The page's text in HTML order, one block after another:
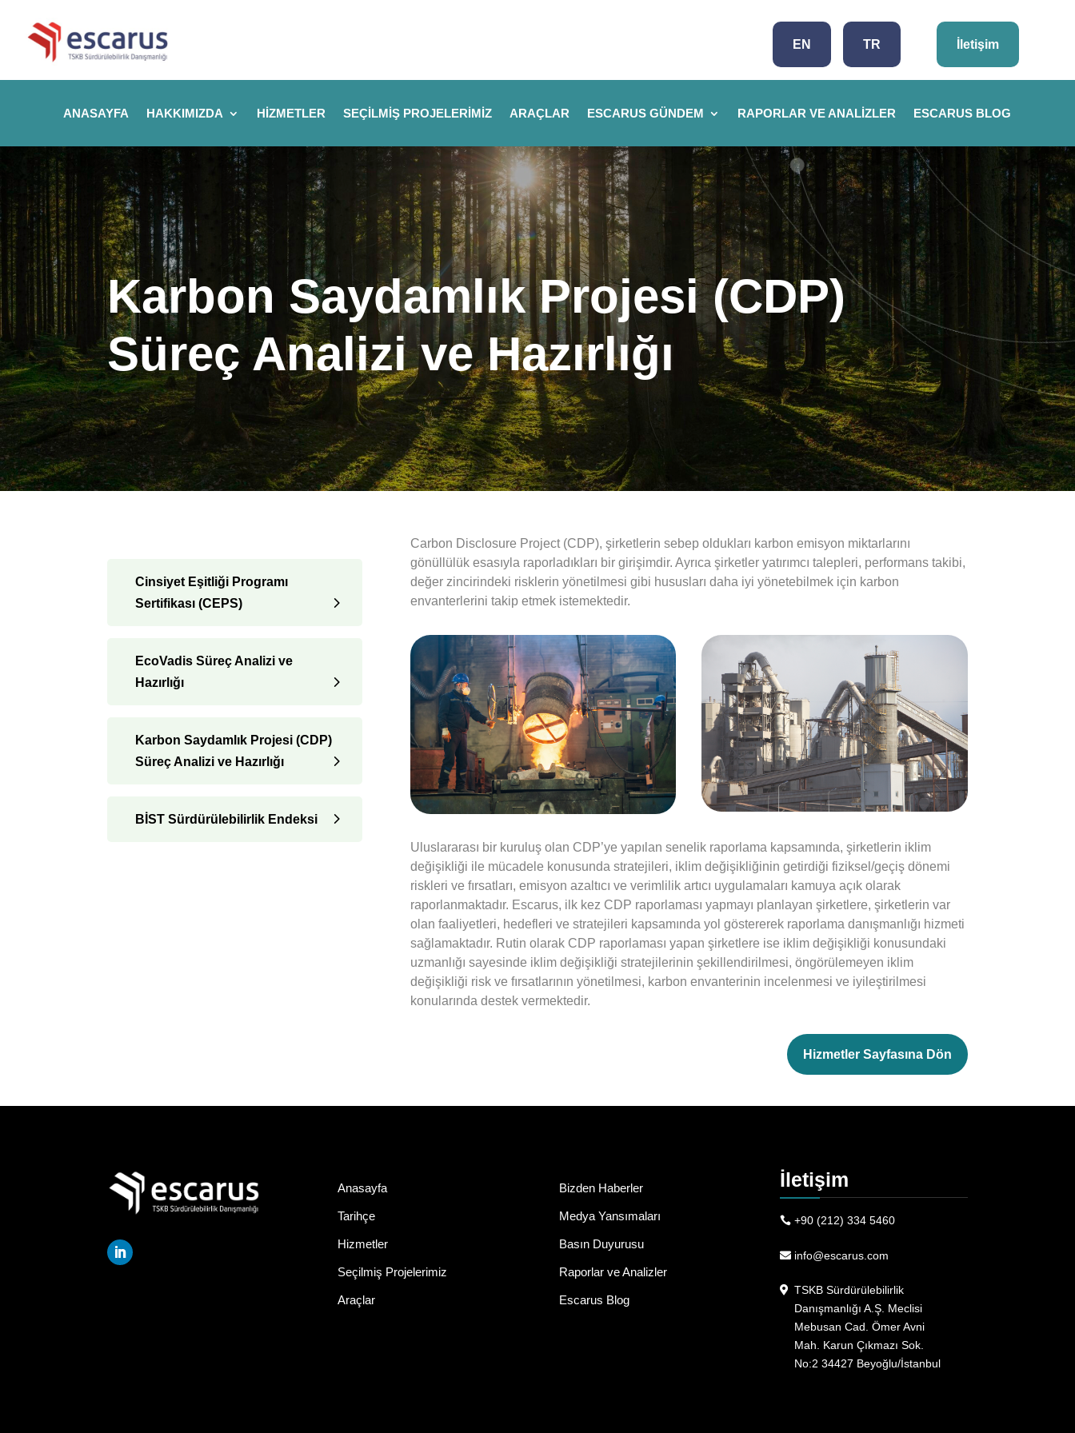
EN TR İletişim
ANASAYFA HAKKIMIZDA HIZMETLER SEÇILMIŞ PROJELERIMIZ ARAÇLAR ESCARUS GÜNDEM RAPORLAR VE ANALIZLER ESCARUS BLOG
Karbon Saydamlık Projesi (CDP)
Süreç Analizi ve Hazırlığı
Cinsiyet Eşitliği Programı
Sertifikası (CEPS)
EcoVadis Süreç Analizi ve
Hazırlığı
Karbon Saydamlık Projesi (CDP)
Süreç Analizi ve Hazırlığı
BİST Sürdürülebilirlik Endeksi
Carbon Disclosure Project (CDP), şirketlerin sebep oldukları karbon emisyon miktarlarını
gönüllülük esasıyla raporladıkları bir girişimdir. Ayrıca şirketler yatırımcı talepleri, performans takibi,
değer zincirindeki risklerin yönetilmesi gibi hususları daha iyi yönetebilmek için karbon
envanterlerini takip etmek istemektedir.
Uluslararası bir kuruluş olan CDP’ye yapılan senelik raporlama kapsamında, şirketlerin iklim
değişikliği ile mücadele konusunda stratejileri, iklim değişikliğinin getirdiği fiziksel/geçiş dönemi
riskleri ve fırsatları, emisyon azaltıcı ve verimlilik artıcı uygulamaları kamuya açık olarak
raporlanmaktadır. Escarus, ilk kez CDP raporlaması yapmayı planlayan şirketlere, şirketlerin var
olan faaliyetleri, hedefleri ve stratejileri kapsamında yol göstererek raporlama danışmanlığı hizmeti
sağlamaktadır. Rutin olarak CDP raporlaması yapan şirketlere ise iklim değişikliği konusundaki
uzmanlığı sayesinde iklim değişikliği stratejilerinin şekillendirilmesi, öngörülemeyen iklim
değişikliği risk ve fırsatlarının yönetilmesi, karbon envanterinin incelenmesi ve iyileştirilmesi
konularında destek vermektedir.
Hizmetler Sayfasına Dön
Anasayfa
Tarihçe
Hizmetler
Seçilmiş Projelerimiz
Araçlar
Bizden Haberler
Medya Yansımaları
Basın Duyurusu
Raporlar ve Analizler
Escarus Blog
İletişim
+90 (212) 334 5460
info@escarus.com
TSKB Sürdürülebilirlik
Danışmanlığı A.Ş. Meclisi
Mebusan Cad. Ömer Avni
Mah. Karun Çıkmazı Sok.
No:2 34427 Beyoğlu/İstanbul